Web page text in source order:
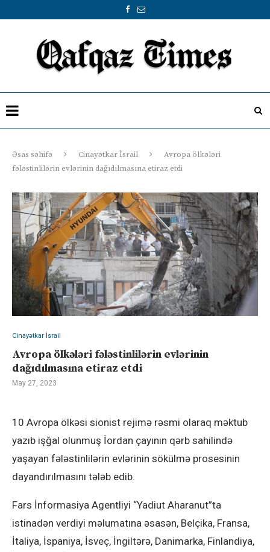
Əsas səhifə Cinayətkar İsrail
Avropa ölkələri
fələstinlilərin evlərinin dağıdılmasına etiraz etdi
Cinayətkar İsrail
Avropa ölkələri fələstinlilərin evlərinin
dağıdılmasına etiraz etdi
May 27, 2023
10 Avropa ölkəsi sionist rejimə rəsmi olaraq məktub
yazıb işğal olunmuş İordan çayının qərb sahilində
yaşayan fələstinlilərin evlərinin sökülmə prosesinin
dayandırılmasını tələb edib.
Fars İnformasiya Agentliyi “Yadiut Aharanut”ta
istinadən verdiyi məlumatına əsasən, Belçika, Fransa,
İtaliya, İspaniya, İsveç, İngiltərə, Danimarka, Finlandiya,